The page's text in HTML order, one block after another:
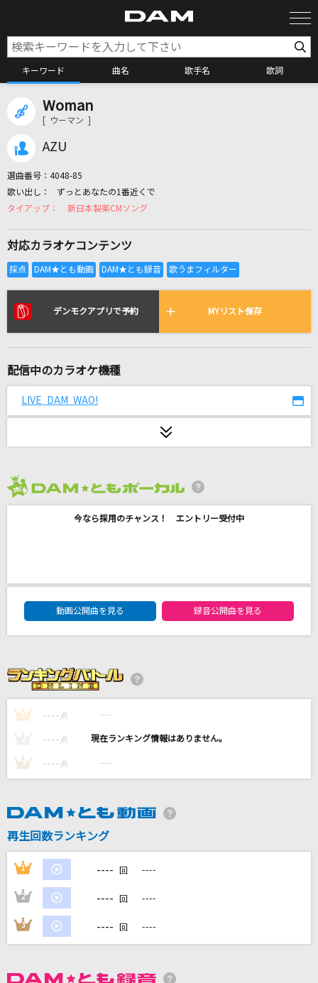
キーワード 曲名 歌手名 歌詞
カラオケリクエスト
リアルタイムで歌われている曲の一覧
departure!
[生音]部屋
シャイトープ
Jupiter
平原綾香(ひらはらあやか)
[生音]アゲハ蝶
ポルノグラフィティ
テレパシー
[生音]look at the sea
DAMの新曲・ランキングなど
Woman
[ ウーマン ]
AZU
選曲番号： 4048-85
ずっとあなたの1番近くで
新日本製薬CMソング
対応カラオケコンテンツ
デンモクアプリで予約 MYリスト保存
配信中のカラオケ機種
LIVE DAM WAO!
今なら採用のチャンス！ エントリー受付中
DAM★ともボーカルエントリーランキング
動画公開曲を見る
録音公開曲を見る
1 ---- 点 ----
---- 点 ----
3 ---- 点 ----
再生回数ランキング
1 ---- 回 ----
2 ---- 回 ----
3 ---- 回 ----